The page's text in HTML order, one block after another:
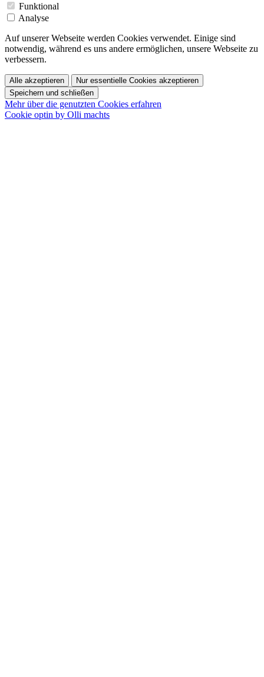
Funktional
Analyse
Auf unserer Webseite werden Cookies verwendet. Einige sind
notwendig, während es uns andere ermöglichen, unsere Webseite zu
verbessern.
Alle akzeptieren
Nur essentielle Cookies akzeptieren
Speichern und schließen
Mehr über die genutzten Cookies erfahren
Cookie optin by Olli machts